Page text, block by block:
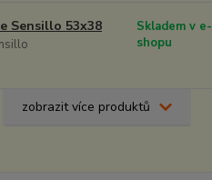
Sensillo 53x38
Skladem v e-
shopu
zobrazit více produktů